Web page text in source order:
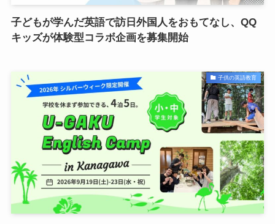
子どもが学んだ英語で訪日外国人をおもてなし、QQ
キッズが体験型コラボ企画を募集開始
子供の英語教育